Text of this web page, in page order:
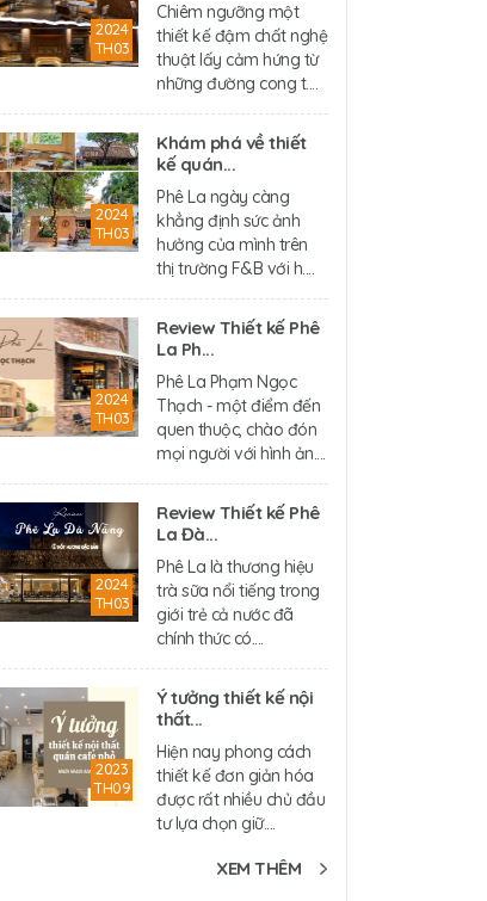
2024
TH03
Chiêm ngưỡng một
thiết kế đậm chất nghệ
thuật lấy cảm hứng từ
những đường cong t....
2024
TH03
Khám phá về thiết
kế quán...
Phê La ngày càng
khẳng định sức ảnh
hưởng của mình trên
thị trường F&B với h....
2024
TH03
Review Thiết kế Phê
La Ph...
Phê La Phạm Ngọc
Thạch - một điểm đến
quen thuộc, chào đón
mọi người với hình ản....
2024
TH03
Review Thiết kế Phê
La Đà...
Phê La là thương hiệu
trà sữa nổi tiếng trong
giới trẻ cả nước đã
chính thức có....
2023
TH09
Ý tưởng thiết kế nội
thất...
Hiện nay phong cách
thiết kế đơn giản hóa
được rất nhiều chủ đầu
tư lựa chọn giữ....
XEM THÊM